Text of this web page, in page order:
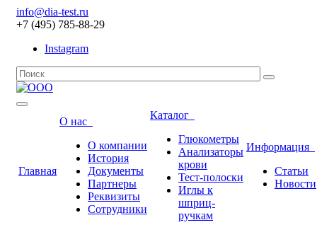
info@dia-test.ru
+7 (495) 785-88-29
Instagram
Главная
О нас
О компании
История
Документы
Партнеры
Реквизиты
Сотрудники
Каталог
Глюкометры
Анализаторы
крови
Тест-полоски
Иглы к
шприц-
ручкам
Информация
Статьи
Новости